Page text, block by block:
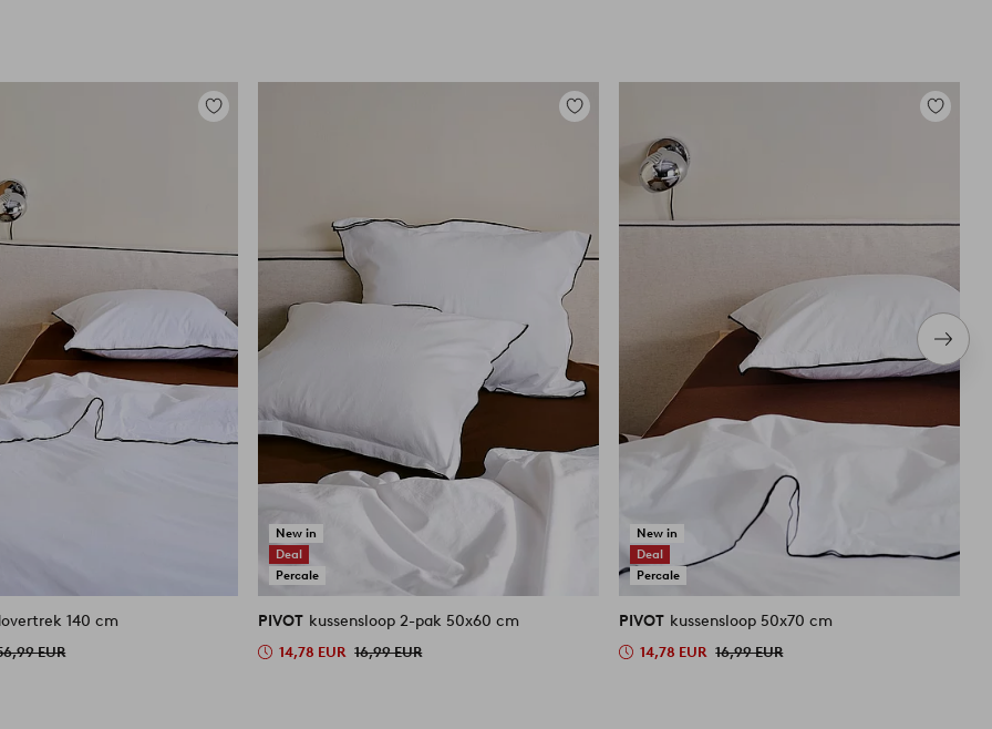
Toevoegen
140 cm
EUR
New in
Deal
Percale
Toevoegen
PIVOT kussensloop 2-pak 50x60 cm
14,78 EUR 16,99 EUR
New in
Deal
Percale
PIVOT kussensloop 50x70 cm
14,78 EUR 16,99 EUR
item